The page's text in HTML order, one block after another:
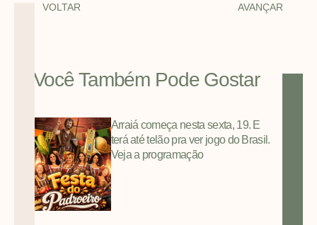
VOLTAR AVANÇAR
Você Também Pode Gostar
Arraiá começa nesta sexta, 19. E
terá até telão pra ver jogo do Brasil.
Veja a programação